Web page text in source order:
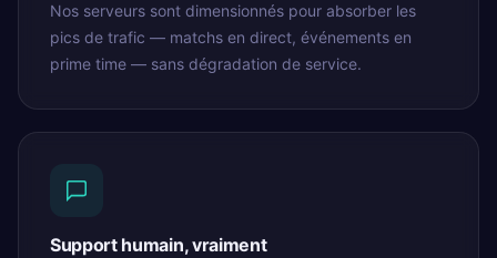
Nos serveurs sont dimensionnés pour absorber les
pics de trafic — matchs en direct, événements en
prime time — sans dégradation de service.
Support humain, vraiment